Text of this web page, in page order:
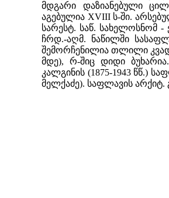
მდგარი დაზიანებული
აგებულია XVIII ს-ში.
სარესტ. საწ. სახელოსნომ
ჩრდ.-აღმ. ნაწილში
შემორჩენილია თლილი
მდე), რ-შიც დიდი
კალგინის (1875-1943 წწ.)
მელქაძე). საფლავის